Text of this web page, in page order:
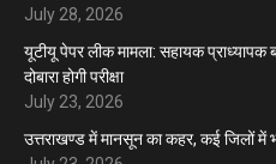
July 28, 2026
यूटीयू पेपर लीक मामला: सहायक
दोबारा होगी परीक्षा
July 23, 2026
उत्तराखण्ड में मानसून का कहर, कई जिलों में